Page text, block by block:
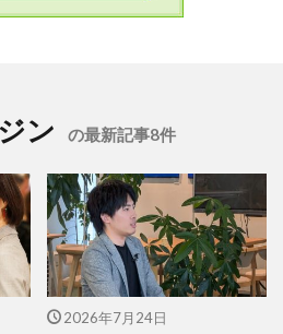
ン の最新記事8件
2026年7月24日